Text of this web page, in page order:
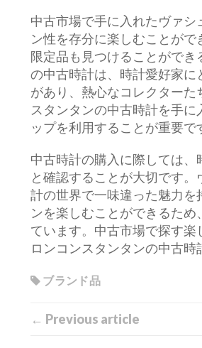
中古市場で手に入れたヴァ
ン性を存分に楽しむことが
限定品も見つけることがで
の中古時計は、時計愛好家
があり、熱心なコレクター
スタンタンの中古時計を手
ップを利用することが重要で
中古時計の購入に際しては
と確認することが大切です
計の世界で一味違った魅力
ンを楽しむことができるた
ています。中古市場で探す
ロンコンスタンタンの中古時
ブランド品
← Previous article